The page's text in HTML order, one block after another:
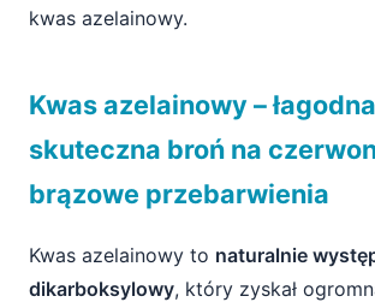
kwas azelainowy.
Kwas azelainowy –
skuteczna broń na
brązowe przebarwienia
Kwas azelainowy to naturalnie
dikarboksylowy, który zyskał